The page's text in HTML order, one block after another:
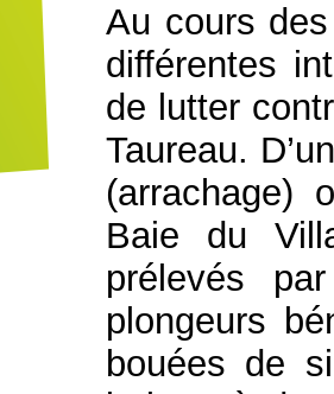
Au cours
différentes
de lutter
Taureau.
(arrachage)
Baie du
prélevés
plongeurs
bouées de